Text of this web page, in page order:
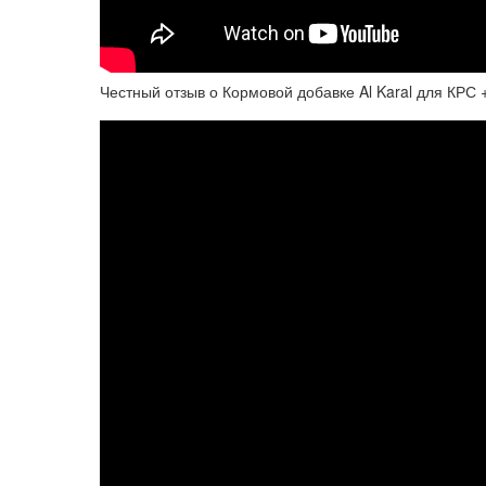
Честный отзыв о Кормовой добавке Al Karal для КРС